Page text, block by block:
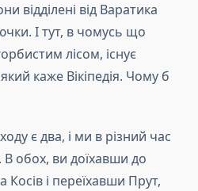
відділені від Варатика
І тут, в чомусь що
лісом, існує
каже Вікіпедія. Чому б
є два, і ми в різний час
В обох, ви доїхавши до
і переїхавши Прут,